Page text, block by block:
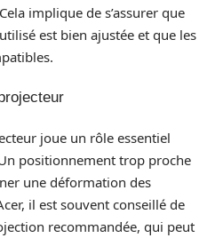
implique de s’assurer que
est bien ajustée et que les
joue un rôle essentiel
positionnement trop proche
une déformation des
il est souvent conseillé de
recommandée, qui peut